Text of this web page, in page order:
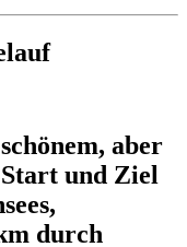
aber
und Ziel
durch